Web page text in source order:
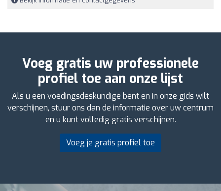
Voeg gratis uw professionele
profiel toe aan onze lijst
Als u een voedingsdeskundige bent en in onze gids wilt
verschijnen, stuur ons dan de informatie over uw centrum
en u kunt volledig gratis verschijnen.
Voeg je gratis profiel toe